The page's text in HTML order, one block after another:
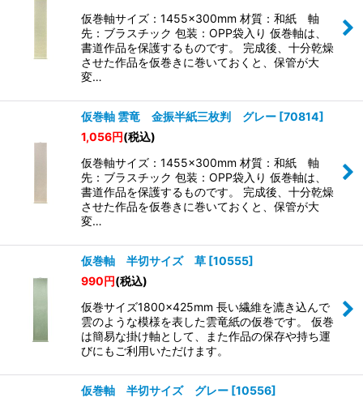
仮巻軸サイズ：1455×300mm 材質：和紙 軸
先：ブラスチック 包装：OPP袋入り 仮巻軸は、
書道作品を保護するものです。 完成後、十分乾燥
させた作品を仮巻きに巻いておくと、保管が大
変…
仮巻軸 雲竜 金振半紙三枚判 グレー [70814]
1,056円(税込)
仮巻軸サイズ：1455×300mm 材質：和紙 軸
先：ブラスチック 包装：OPP袋入り 仮巻軸は、
書道作品を保護するものです。 完成後、十分乾燥
させた作品を仮巻きに巻いておくと、保管が大
変…
仮巻軸 半切サイズ 草 [10555]
990円(税込)
仮巻サイズ1800×425mm 長い繊維を漉き込んで
雲のような模様を表した雲竜紙の仮巻です。 仮巻
は簡易な掛け軸として、また作品の保存や持ち運
びにもご利用いただけます。
仮巻軸 半切サイズ グレー [10556]